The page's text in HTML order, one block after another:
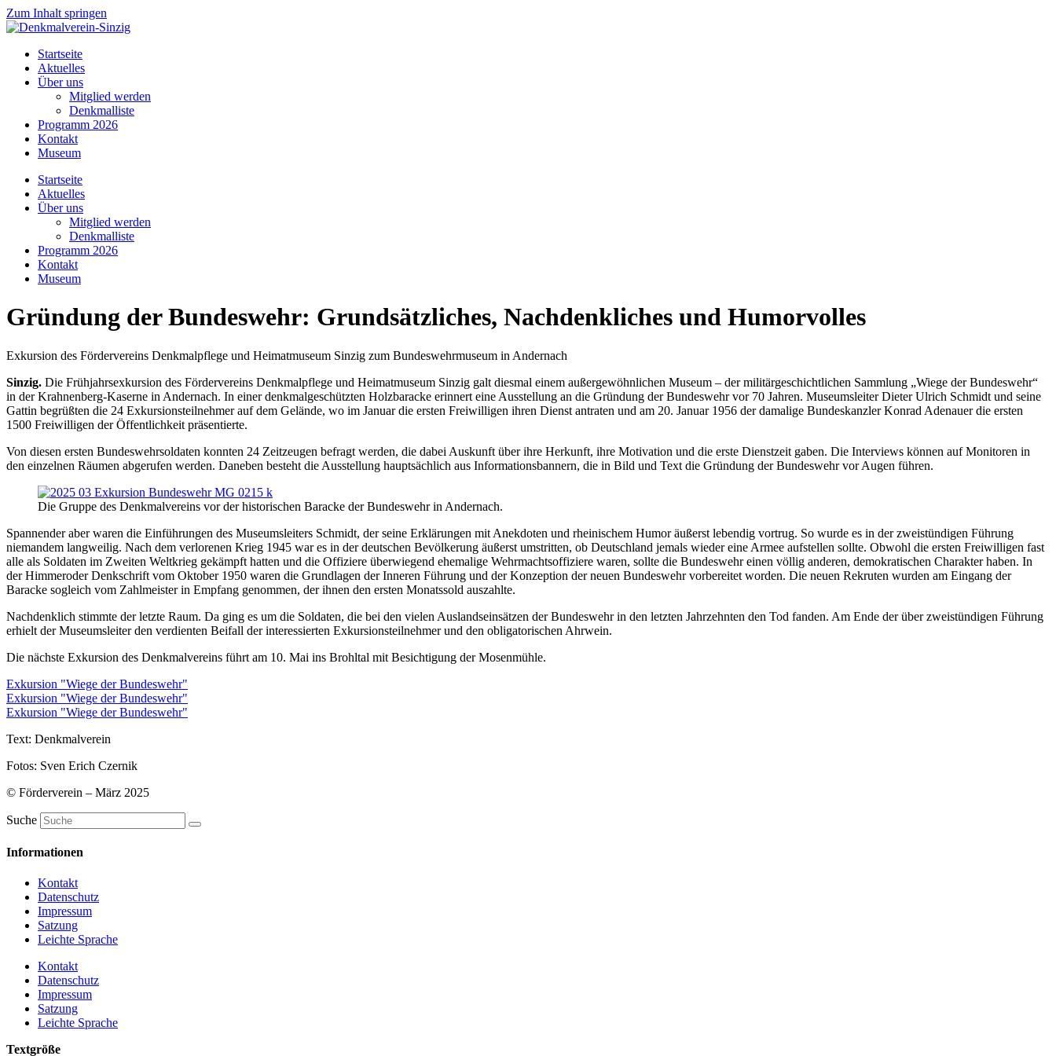
Zum Inhalt springen
Startseite
Aktuelles
Über uns
Mitglied werden
Denkmalliste
Programm 2026
Kontakt
Museum
Startseite
Aktuelles
Über uns
Mitglied werden
Denkmalliste
Programm 2026
Kontakt
Museum
Gründung der Bundeswehr: Grundsätzliches, Nachdenkliches und Humorvolles
Exkursion des Fördervereins Denkmalpflege und Heimatmuseum Sinzig zum Bundeswehrmuseum in Andernach
Sinzig. Die Frühjahrsexkursion des Fördervereins Denkmalpflege und Heimatmuseum Sinzig galt diesmal einem außergewöhnlichen Museum – der militärgeschichtlichen Sammlung „Wiege der Bundeswehr“
in der Krahnenberg-Kaserne in Andernach. In einer denkmalgeschützten Holzbaracke erinnert eine Ausstellung an die Gründung der Bundeswehr vor 70 Jahren. Museumsleiter Dieter Ulrich Schmidt und seine
Gattin begrüßten die 24 Exkursionsteilnehmer auf dem Gelände, wo im Januar die ersten Freiwilligen ihren Dienst antraten und am 20. Januar 1956 der damalige Bundeskanzler Konrad Adenauer die ersten
1500 Freiwilligen der Öffentlichkeit präsentierte.
Von diesen ersten Bundeswehrsoldaten konnten 24 Zeitzeugen befragt werden, die dabei Auskunft über ihre Herkunft, ihre Motivation und die erste Dienstzeit gaben. Die Interviews können auf Monitoren in
den einzelnen Räumen abgerufen werden. Daneben besteht die Ausstellung hauptsächlich aus Informationsbannern, die in Bild und Text die Gründung der Bundeswehr vor Augen führen.
Die Gruppe des Denkmalvereins vor der historischen Baracke der Bundeswehr in Andernach.
Spannender aber waren die Einführungen des Museumsleiters Schmidt, der seine Erklärungen mit Anekdoten und rheinischem Humor äußerst lebendig vortrug. So wurde es in der zweistündigen Führung
niemandem langweilig. Nach dem verlorenen Krieg 1945 war es in der deutschen Bevölkerung äußerst umstritten, ob Deutschland jemals wieder eine Armee aufstellen sollte. Obwohl die ersten Freiwilligen fast
alle als Soldaten im Zweiten Weltkrieg gekämpft hatten und die Offiziere überwiegend ehemalige Wehrmachtsoffiziere waren, sollte die Bundeswehr einen völlig anderen, demokratischen Charakter haben. In
der Himmeroder Denkschrift vom Oktober 1950 waren die Grundlagen der Inneren Führung und der Konzeption der neuen Bundeswehr vorbereitet worden. Die neuen Rekruten wurden am Eingang der
Baracke sogleich vom Zahlmeister in Empfang genommen, der ihnen den ersten Monatssold auszahlte.
Nachdenklich stimmte der letzte Raum. Da ging es um die Soldaten, die bei den vielen Auslandseinsätzen der Bundeswehr in den letzten Jahrzehnten den Tod fanden. Am Ende der über zweistündigen Führung
erhielt der Museumsleiter den verdienten Beifall der interessierten Exkursionsteilnehmer und den obligatorischen Ahrwein.
Die nächste Exkursion des Denkmalvereins führt am 10. Mai ins Brohltal mit Besichtigung der Mosenmühle.
Exkursion "Wiege der Bundeswehr"
Exkursion "Wiege der Bundeswehr"
Exkursion "Wiege der Bundeswehr"
Text: Denkmalverein
Fotos: Sven Erich Czernik
© Förderverein – März 2025
Suche
Informationen
Kontakt
Datenschutz
Impressum
Satzung
Leichte Sprache
Kontakt
Datenschutz
Impressum
Satzung
Leichte Sprache
Textgröße